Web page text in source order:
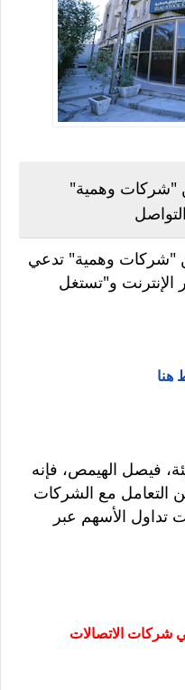
"شركات وهمية"
"شركات وهمية" تدعي
الإنترنت و"تستغل
هنا
فيصل الهيمص، فإنه
التعامل مع الشركات
تداول الأسهم عبر
شركات الاتصالات